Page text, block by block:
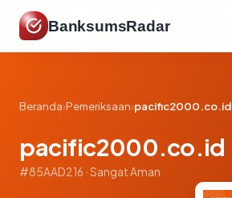
BanksumsRadar
Beranda›Pemeriksaan›pacific2000.co.id
pacific2000.co.id
#85AAD216 · Sangat Aman